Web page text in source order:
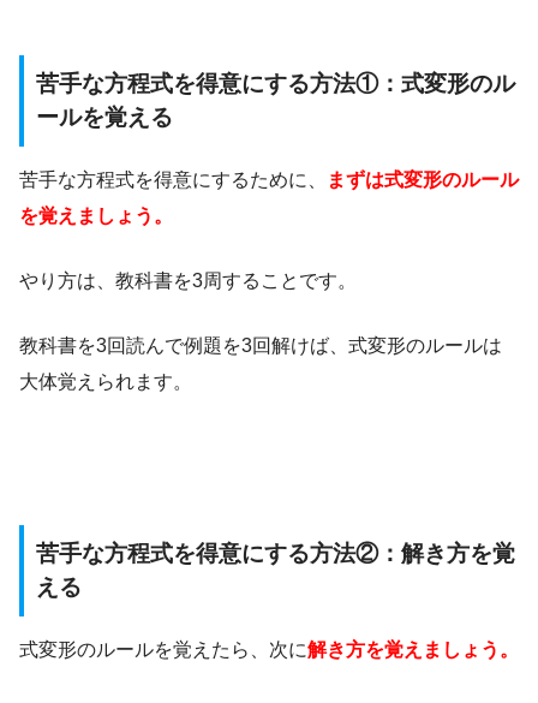
苦手な方程式を得意にする方法①：式変形のル
ールを覚える
苦手な方程式を得意にするために、
まずは式変形のルール
を覚えましょう。
やり方は、教科書を3周することです。
教科書を3回読んで例題を3回解けば、式変形のルールは
大体覚えられます。
苦手な方程式を得意にする方法②：解き方を覚
える
式変形のルールを覚えたら、次に解き方を覚えましょう。